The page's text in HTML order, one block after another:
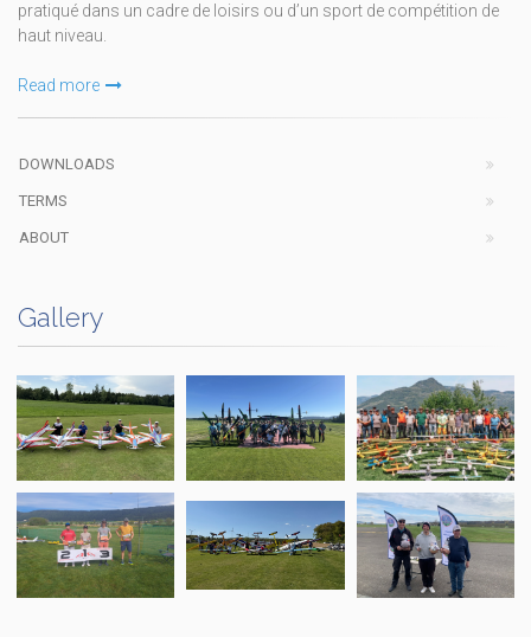
pratiqué dans un cadre de loisirs ou d’un sport de compétition de
haut niveau.
Read more
DOWNLOADS
TERMS
ABOUT
Gallery